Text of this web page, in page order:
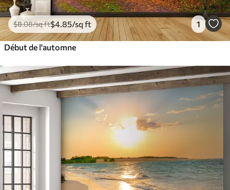
$8.08/sq ft$4.85/sq ft 1
Début de l'automne